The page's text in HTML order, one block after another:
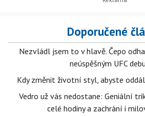
Doporučené
Nezvládl jsem to v hlavě. Čepo
neúspěšným UFC
Kdy změnit životní styl, abyste
Vedro už vás nedostane: Geniální
celé hodiny a zachrání i